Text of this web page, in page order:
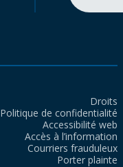
Droits
Politique de confidentialité
Accessibilité web
Accès à l’information
Courriers frauduleux
Porter plainte